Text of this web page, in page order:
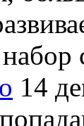
14